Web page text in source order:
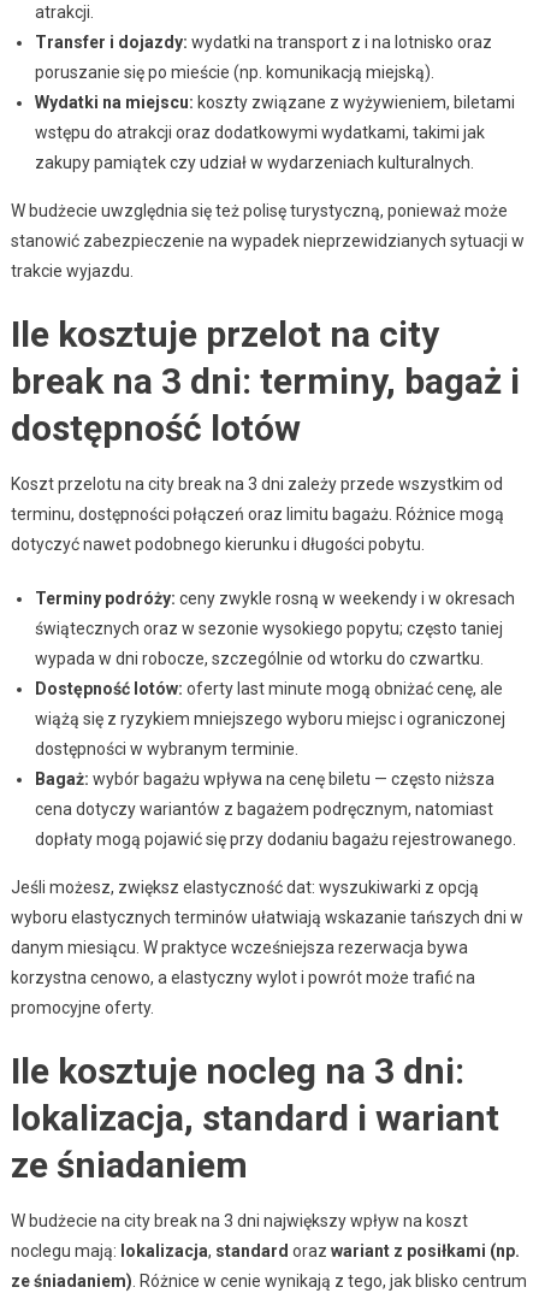
atrakcji.
Transfer i dojazdy: wydatki na transport z i na lotnisko oraz
poruszanie się po mieście (np. komunikacją miejską).
Wydatki na miejscu: koszty związane z wyżywieniem, biletami
wstępu do atrakcji oraz dodatkowymi wydatkami, takimi jak
zakupy pamiątek czy udział w wydarzeniach kulturalnych.
W budżecie uwzględnia się też polisę turystyczną, ponieważ może
stanowić zabezpieczenie na wypadek nieprzewidzianych sytuacji w
trakcie wyjazdu.
Ile kosztuje przelot na city
break na 3 dni: terminy, bagaż i
dostępność lotów
Koszt przelotu na city break na 3 dni zależy przede wszystkim od
terminu, dostępności połączeń oraz limitu bagażu. Różnice mogą
dotyczyć nawet podobnego kierunku i długości pobytu.
Terminy podróży: ceny zwykle rosną w weekendy i w okresach
świątecznych oraz w sezonie wysokiego popytu; często taniej
wypada w dni robocze, szczególnie od wtorku do czwartku.
Dostępność lotów: oferty last minute mogą obniżać cenę, ale
wiążą się z ryzykiem mniejszego wyboru miejsc i ograniczonej
dostępności w wybranym terminie.
Bagaż: wybór bagażu wpływa na cenę biletu — często niższa
cena dotyczy wariantów z bagażem podręcznym, natomiast
dopłaty mogą pojawić się przy dodaniu bagażu rejestrowanego.
Jeśli możesz, zwiększ elastyczność dat: wyszukiwarki z opcją
wyboru elastycznych terminów ułatwiają wskazanie tańszych dni w
danym miesiącu. W praktyce wcześniejsza rezerwacja bywa
korzystna cenowo, a elastyczny wylot i powrót może trafić na
promocyjne oferty.
Ile kosztuje nocleg na 3 dni:
lokalizacja, standard i wariant
ze śniadaniem
W budżecie na city break na 3 dni największy wpływ na koszt
noclegu mają: lokalizacja, standard oraz wariant z posiłkami (np.
ze śniadaniem) . Różnice w cenie wynikają z tego, jak blisko centrum